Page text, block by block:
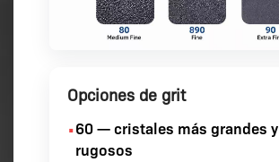
Opciones de grit
•60— cristales más grandes y
rugosos